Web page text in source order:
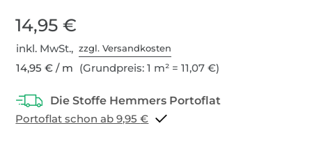
14,95 €
inkl. MwSt.,zzgl. Versandkosten
14,95 € / m (Grundpreis: 1 m² = 11,07 €)
Portoflat schon ab 9,95 €